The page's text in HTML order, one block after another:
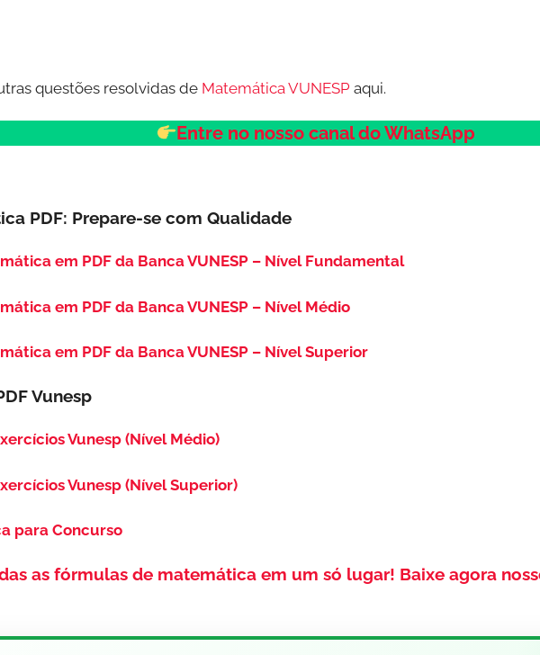
questões resolvidas de Matemática VUNESP aqui.
Entre no nosso canal do WhatsApp
PDF: Prepare-se com Qualidade
em PDF da Banca VUNESP – Nível Fundamental
em PDF da Banca VUNESP – Nível Médio
em PDF da Banca VUNESP – Nível Superior
Vunesp
Vunesp (Nível Médio)
Vunesp (Nível Superior)
para Concurso
as fórmulas de matemática em um só lugar! Baixe agora